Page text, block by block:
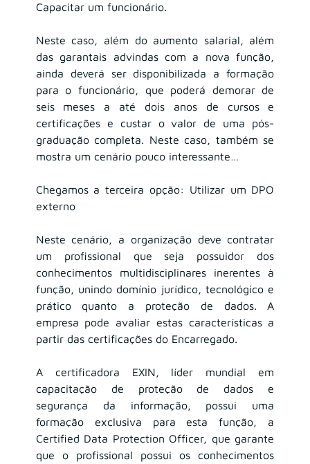
Capacitar um funcionário.
Neste caso, além do aumento salarial, além
das garantais advindas com a nova função,
ainda deverá ser disponibilizada a formação
para o funcionário, que poderá demorar de
seis meses a até dois anos de cursos e
certificações e custar o valor de uma pós-
graduação completa. Neste caso, também se
mostra um cenário pouco interessante…
Chegamos a terceira opção: Utilizar um DPO
externo
Neste cenário, a organização deve contratar
um profissional que seja possuidor dos
conhecimentos multidisciplinares inerentes à
função, unindo domínio jurídico, tecnológico e
prático quanto a proteção de dados. A
empresa pode avaliar estas características a
partir das certificações do Encarregado.
A certificadora EXIN, líder mundial em
capacitação de proteção de dados e
segurança da informação, possui uma
formação exclusiva para esta função, a
Certified Data Protection Officer, que garante
que o profissional possui os conhecimentos